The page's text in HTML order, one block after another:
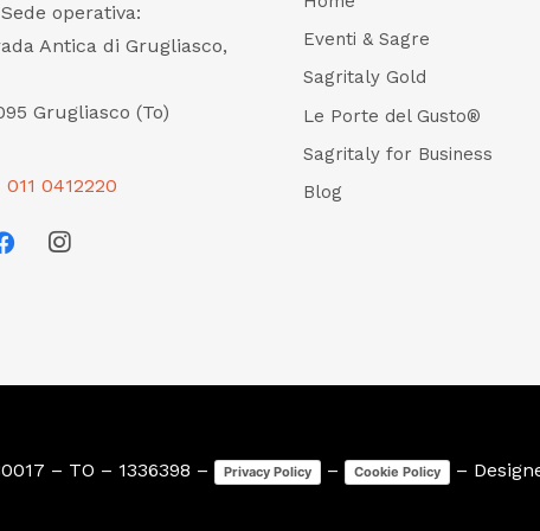
Sede operativa:
Antica di Grugliasco,
Grugliasco (To)
011 0412220
Eventi & Sagre
Sagritaly Gold
Le Porte del Gusto®
Sagritaly for Business
Blog
– TO – 1336398 – Privacy Policy – Cookie Policy –